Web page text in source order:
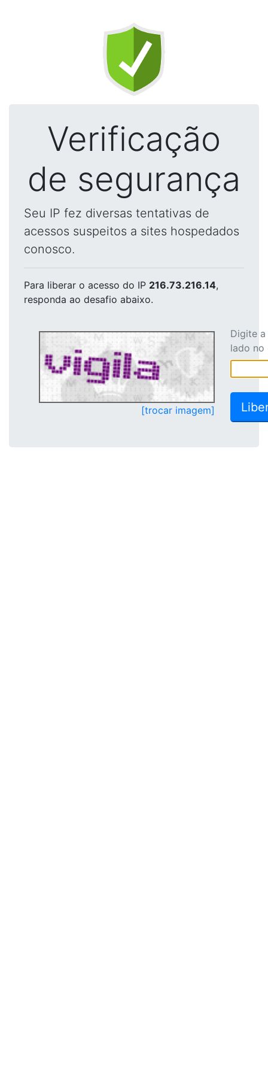
Verificação
de segurança
Seu IP fez diversas tentativas de
acessos suspeitos a sites hospedados
conosco.
Para liberar o acesso do IP 216.73.216.14,
responda ao desafio abaixo.
[trocar imagem]
Digite
lado no